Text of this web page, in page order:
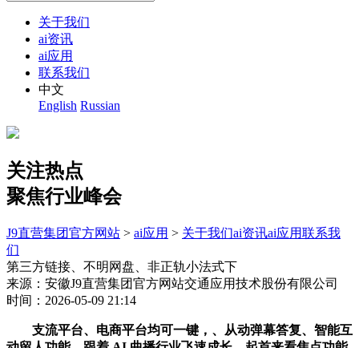
关于我们
ai资讯
ai应用
联系我们
中文
English Russian
关注热点
聚焦行业峰会
J9直营集团官方网站 > ai应用 > 关于我们ai资讯ai应用联系我
们
第三方链接、不明网盘、非正轨小法式下
来源：安徽J9直营集团官方网站交通应用技术股份有限公司
时间：2026-05-09 21:14
支流平台、电商平台均可一键，、从动弹幕答复、智能互